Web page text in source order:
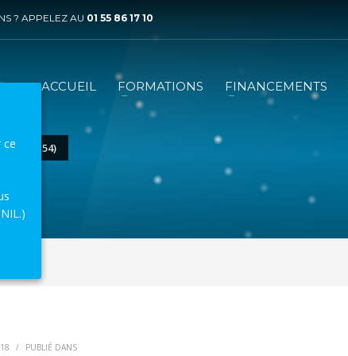
? APPELEZ AU 01 55 86 17 10
ACCUEIL FORMATIONS FINANCEMENTS
NANCY (54)
/ PUBLIÉ DANS
ce